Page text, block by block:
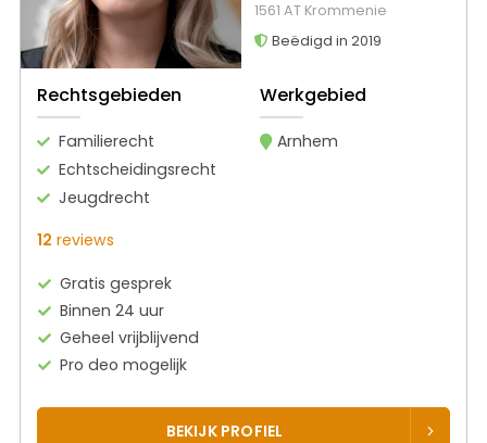
1561 AT Krommenie
Beëdigd in 2019
Rechtsgebieden
Familierecht
Echtscheidingsrecht
Jeugdrecht
Werkgebied
Arnhem
12 reviews
Gratis gesprek
Binnen 24 uur
Geheel vrijblijvend
Pro deo mogelijk
BEKIJK PROFIEL